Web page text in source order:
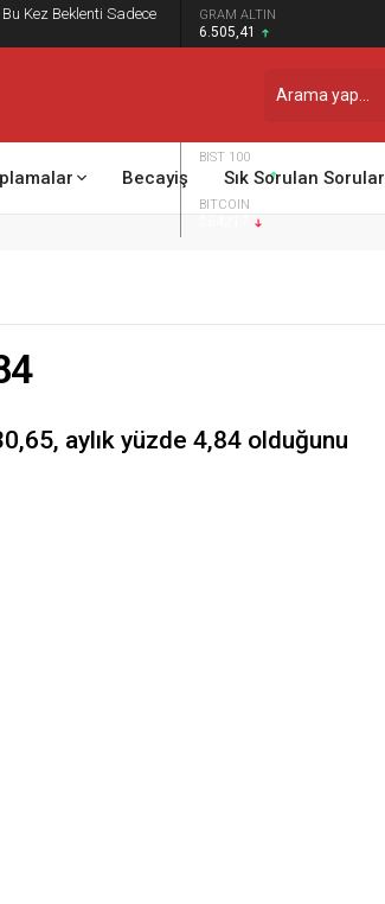
Kez Beklenti Sadece
GRAM ALTIN
6.505,41
BIST 100
13.798,82
BITCOIN
Becayiş Sık Sorulan Sorular
aylık yüzde 4,84 olduğunu